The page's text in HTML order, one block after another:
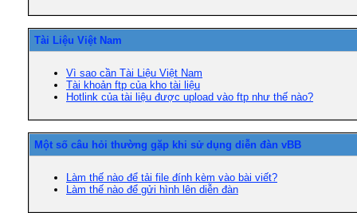
Tài Liệu Việt Nam
Vì sao cần Tài Liệu Việt Nam
Tài khoản ftp của kho tài liệu
Hotlink của tài liệu được upload vào ftp như thế nào?
Một số câu hỏi thường gặp khi sử dụng diễn đàn vBB
Làm thế nào để tải file đính kèm vào bài viết?
Làm thế nào để gửi hình lên diễn đàn